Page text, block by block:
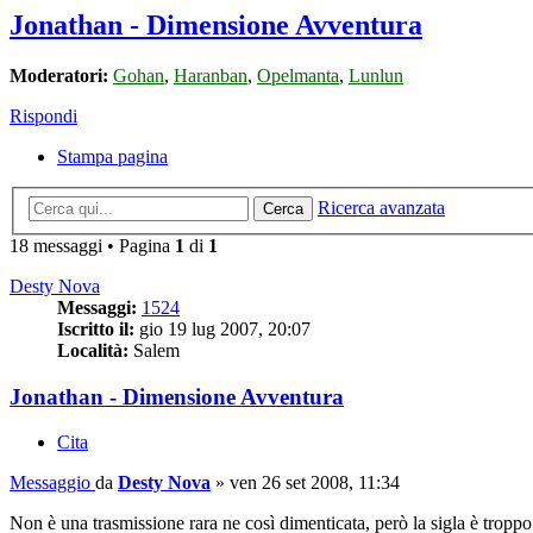
Jonathan - Dimensione Avventura
Moderatori: Gohan, Haranban, Opelmanta, Lunlun
Rispondi
Stampa pagina
Cerca
Ricerca avanzata
18 messaggi • Pagina 1 di 1
Desty Nova
Messaggi: 1524
Iscritto il: gio 19 lug 2007, 20:07
Località: Salem
Jonathan - Dimensione Avventura
Cita
Messaggio da Desty Nova » ven 26 set 2008, 11:34
Non è una trasmissione rara ne così dimenticata, però la sigla è